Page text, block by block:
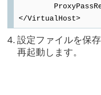
</VirtualHost>
4. 設定ファイルを保
再起動します。